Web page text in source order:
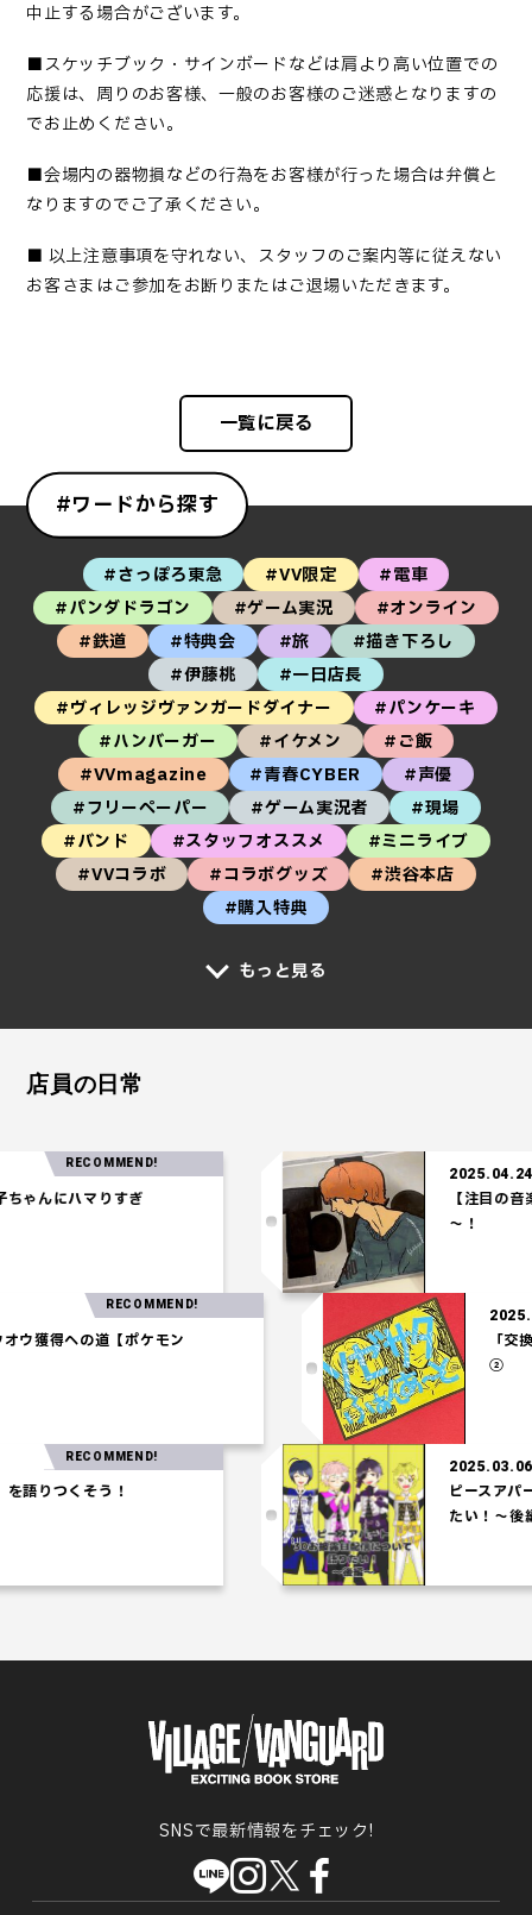
中止する場合がございます。
■スケッチブック・サインボードなどは肩より高い位置での
応援は、周りのお客様、一般のお客様のご迷惑となりますの
でお止めください。
■会場内の器物損などの行為をお客様が行った場合は弁償と
なりますのでご了承ください。
■ 以上注意事項を守れない、スタッフのご案内等に従えない
お客さまはご参加をお断りまたはご退場いただきます。
一覧に戻る
#ワードから探す
#さっぽろ東急 #VV限定
#電車
#パンダドラゴン
#ゲーム実況
#オンライン
#鉄道
#特典会 #旅
#描き下ろし
#伊藤桃
#一日店長
#ヴィレッジヴァンガードダイナー
#パンケーキ
#ハンバーガー
#イケメン
#ご飯
#VVmagazine
#青春CYBER
#声優
#フリーペーパー
#ゲーム実況者
#現場
#バンド
#スタッフオススメ
#ミニライブ
#VVコラボ
#コラボグッズ
#渋谷本店
#購入特典
もっと見る
店員の日常
んにハマりすぎ
RECOMMEND!
2025.04.24
【注目の音楽】
～！
ウオウ獲得への道【ポケモン
RECOMMEND!
りつくそう！
RECOMMEND!
2025.03.06
ピースアパート
たい！～後編～
SNSで最新情報をチェック!